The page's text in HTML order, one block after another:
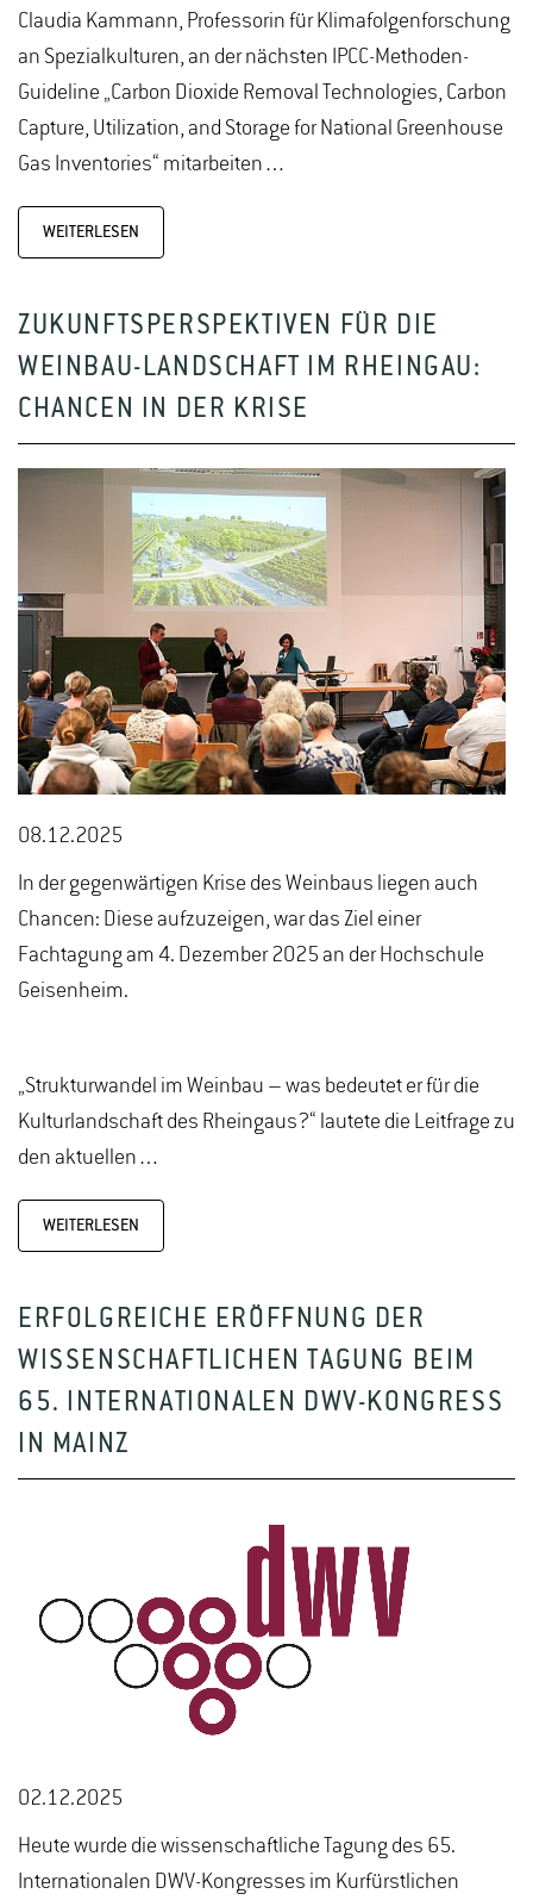
Claudia Kammann, Professorin für Klimafolgenforschung
an Spezialkulturen, an der nächsten IPCC-Methoden-
Guideline „Carbon Dioxide Removal Technologies, Carbon
Capture, Utilization, and Storage for National Greenhouse
Gas Inventories“ mitarbeiten…
WEITERLESEN
ZUKUNFTSPERSPEKTIVEN FÜR DIE
WEINBAU-LANDSCHAFT IM RHEINGAU:
CHANCEN IN DER KRISE
08.12.2025
In der gegenwärtigen Krise des Weinbaus liegen auch
Chancen: Diese aufzuzeigen, war das Ziel einer
Fachtagung am 4. Dezember 2025 an der Hochschule
Geisenheim.
„Strukturwandel im Weinbau – was bedeutet er für die
Kulturlandschaft des Rheingaus?“ lautete die Leitfrage zu
den aktuellen…
WEITERLESEN
ERFOLGREICHE ERÖFFNUNG DER
WISSENSCHAFTLICHEN TAGUNG BEIM
65. INTERNATIONALEN DWV-KONGRESS
IN MAINZ
02.12.2025
Heute wurde die wissenschaftliche Tagung des 65.
Internationalen DWV-Kongresses im Kurfürstlichen